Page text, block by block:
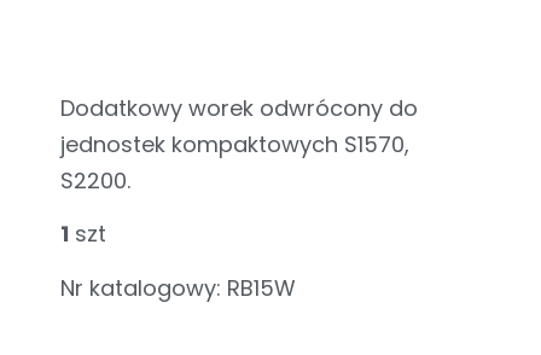
Dodatkowy worek odwrócony do
jednostek kompaktowych S1570,
S2200.
1 szt
Nr katalogowy: RB15W